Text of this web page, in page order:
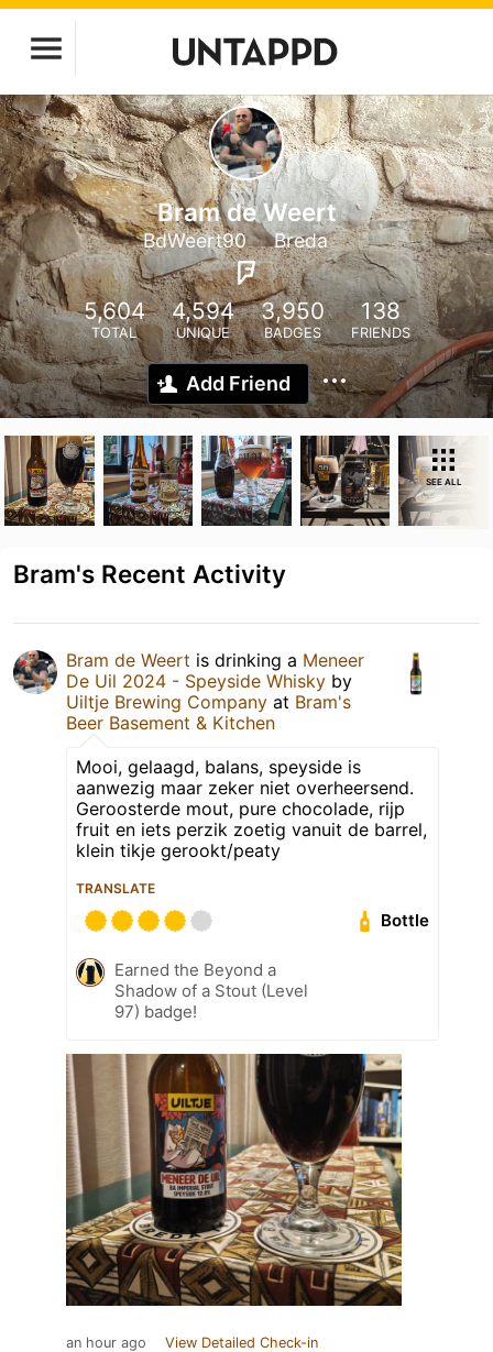
Bram de Weert
BdWeert90 Breda
5,604
TOTAL
4,594
UNIQUE
3,950
BADGES
138
FRIENDS
Add Friend
SEE ALL
Bram's Recent Activity
Bram de Weert is drinking a Meneer
De Uil 2024 - Speyside Whisky by
Uiltje Brewing Company at Bram's
Beer Basement & Kitchen
Mooi, gelaagd, balans, speyside is
aanwezig maar zeker niet overheersend.
Geroosterde mout, pure chocolade, rijp
fruit en iets perzik zoetig vanuit de barrel,
klein tikje gerookt/peaty
TRANSLATE
Bottle
Earned the Beyond a
Shadow of a Stout (Level
97) badge!
an hour ago View Detailed Check-in